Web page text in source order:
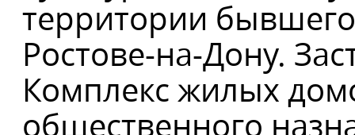
территории
Ростове-на-Дону.
Комплекс жилых
общественного